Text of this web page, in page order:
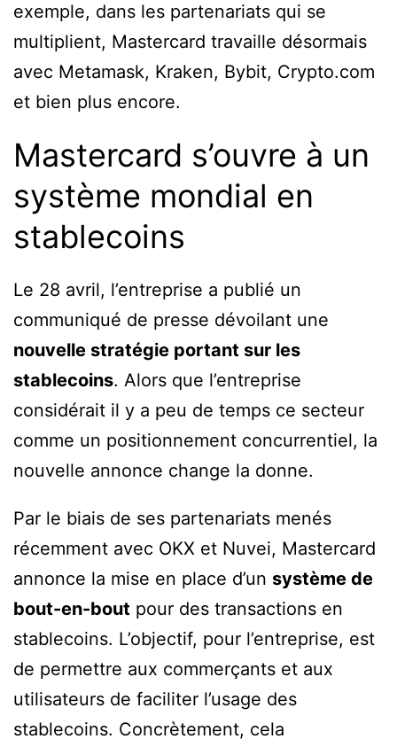
exemple, dans les partenariats qui se
multiplient, Mastercard travaille désormais
avec Metamask, Kraken, Bybit, Crypto.com
et bien plus encore.
Mastercard s’ouvre à un
système mondial en
stablecoins
Le 28 avril, l’entreprise a publié un
communiqué de presse dévoilant une
nouvelle stratégie portant sur les
stablecoins. Alors que l’entreprise
considérait il y a peu de temps ce secteur
comme un positionnement concurrentiel, la
nouvelle annonce change la donne.
Par le biais de ses partenariats menés
récemment avec OKX et Nuvei, Mastercard
annonce la mise en place d’un système de
bout-en-bout pour des transactions en
stablecoins. L’objectif, pour l’entreprise, est
de permettre aux commerçants et aux
utilisateurs de faciliter l’usage des
stablecoins. Concrètement, cela